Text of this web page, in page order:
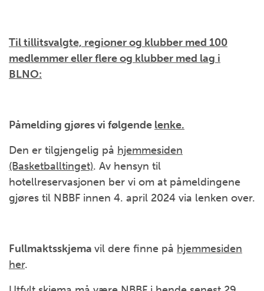
Til tillitsvalgte, regioner og klubber med 100
medlemmer eller flere og klubber med lag i
BLNO:
Påmelding gjøres vi følgende lenke.
Den er tilgjengelig på hjemmesiden
(Basketballtinget). Av hensyn til
hotellreservasjonen ber vi om at påmeldingene
gjøres til NBBF innen 4. april 2024 via lenken over.
Fullmaktsskjema vil dere finne på hjemmesiden
her.